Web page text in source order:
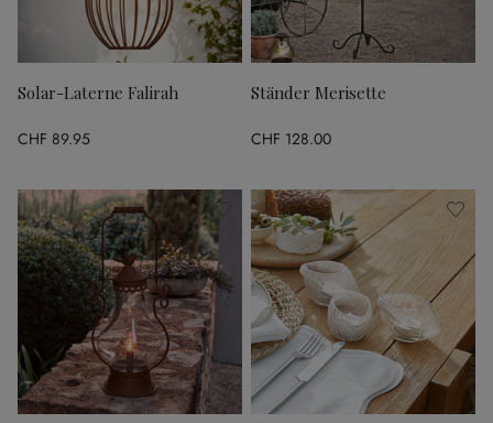
Solar-Laterne Falirah
CHF 89.95
Ständer Merisette
CHF 128.00